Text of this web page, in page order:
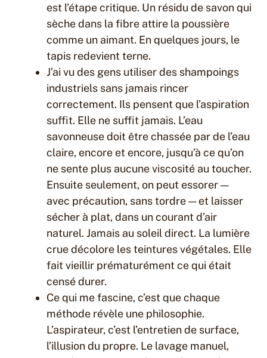
est l’étape critique. Un résidu de savon qui
sèche dans la fibre attire la poussière
comme un aimant. En quelques jours, le
tapis redevient terne.
J’ai vu des gens utiliser des shampoings
industriels sans jamais rincer
correctement. Ils pensent que l’aspiration
suffit. Elle ne suffit jamais. L’eau
savonneuse doit être chassée par de l’eau
claire, encore et encore, jusqu’à ce qu’on
ne sente plus aucune viscosité au toucher.
Ensuite seulement, on peut essorer —
avec précaution, sans tordre — et laisser
sécher à plat, dans un courant d’air
naturel. Jamais au soleil direct. La lumière
crue décolore les teintures végétales. Elle
fait vieillir prématurément ce qui était
censé durer.
Ce qui me fascine, c’est que chaque
méthode révèle une philosophie.
L’aspirateur, c’est l’entretien de surface,
l’illusion du propre. Le lavage manuel,